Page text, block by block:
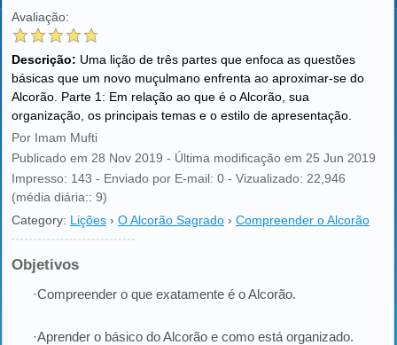
Avaliação:
Descrição: Uma lição de três partes que enfoca as questões
básicas que um novo muçulmano enfrenta ao aproximar-se do
Alcorão. Parte 1: Em relação ao que é o Alcorão, sua
organização, os principais temas e o estilo de apresentação.
Por Imam Mufti
Publicado em 28 Nov 2019 - Última modificação em 25 Jun 2019
Impresso: 143 - Enviado por E-mail: 0 - Vizualizado: 22,946
(média diária:: 9)
Category: Lições › O Alcorão Sagrado › Compreender o Alcorão
Objetivos
·Compreender o que exatamente é o Alcorão.
·Aprender o básico do Alcorão e como está organizado.